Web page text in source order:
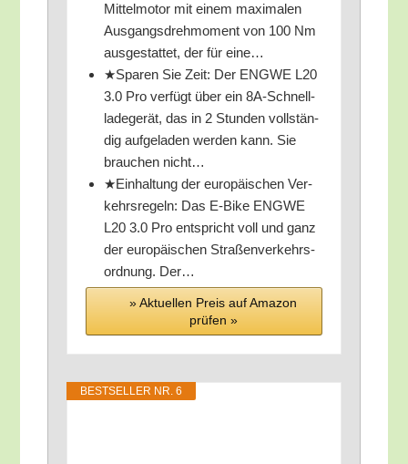
Mit­tel­mo­tor mit einem maxi­ma­len
Aus­gangs­dreh­mo­ment von 100 Nm
aus­ge­stat­tet, der für eine…
★Spa­ren Sie Zeit: Der ENGWE L20
3.0 Pro ver­fügt über ein 8A-Schnell­
la­de­ge­rät, das in 2 Stun­den voll­stän­
dig auf­ge­la­den wer­den kann. Sie
brau­chen nicht…
★Ein­hal­tung der euro­päi­schen Ver­
kehrs­re­geln: Das E‑Bike ENGWE
L20 3.0 Pro ent­spricht voll und ganz
der euro­päi­schen Stra­ßen­ver­kehrs­
ord­nung. Der…
» Aktu­el­len Preis auf Ama­zon
prü­fen »
BEST­SEL­LER NR. 6